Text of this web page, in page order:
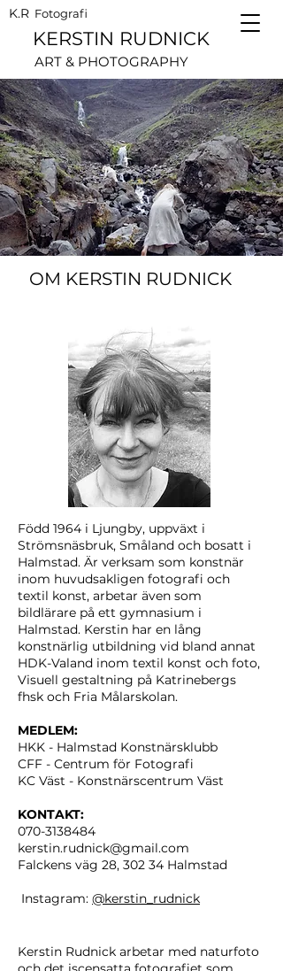
Fotografi
KERSTIN RUDNICK
ART & PHOTOGRAPHY
K.R
OM KERSTIN RUDNICK
Född 1964 i Ljungby, uppväxt i
Strömsnäsbruk, Småland och bosatt i
Halmstad. Är verksam som konstnär
inom huvudsakligen fotografi och
textil konst, arbetar även som
bildlärare på ett gymnasium i
Halmstad. Kerstin har en lång
konstnärlig utbildning vid bland annat
HDK-Valand inom textil konst och foto,
Visuell gestaltning på Katrinebergs
fhsk och Fria Målarskolan.
MEDLEM:
HKK - Halmstad Konstnärsklubb
CFF - Centrum för Fotografi
KC Väst - Konstnärscentrum Väst
KONTAKT:
070-3138484
kerstin.rudnick@gmail.com
Falckens väg 28, 302 34 Halmstad
Instagram: @kerstin_rudnick
Kerstin Rudnick arbetar med naturfoto